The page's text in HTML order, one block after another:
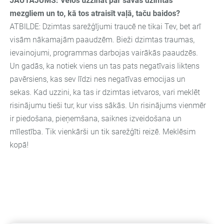
mezgliem un to, kā tos atraisīt vaļā, taču baidos?
ATBILDE: Dzimtas sarežģījumi traucē ne tikai Tev, bet arī
visām nākamajām paaudzēm. Bieži dzimtas traumas,
ievainojumi, programmas darbojas vairākās paaudzēs.
Un gadās, ka notiek viens un tas pats negatīvais liktens
pavērsiens, kas sev līdzi nes negatīvas emocijas un
sekas. Kad uzzini, ka tas ir dzimtas ietvaros, vari meklēt
risinājumu tieši tur, kur viss sākās. Un risinājums vienmēr
ir piedošana, pieņemšana, saiknes izveidošana un
mīlestība. Tik vienkārši un tik sarežģīti reizē. Meklēsim
kopā!